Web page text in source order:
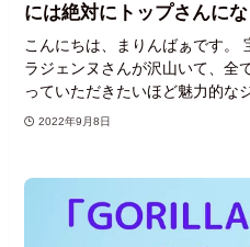
には絶対にトップさんに
こんにちは、まりんばぁです。
ラジェンヌさんが沢山いて、全
っていただきたいほど魅力的な
2022年9月8日